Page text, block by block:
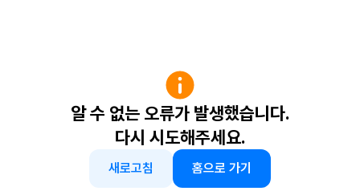
알 수 없는 오류가 발생했습니다.
다시 시도해주세요.
새로고침 홈으로 가기